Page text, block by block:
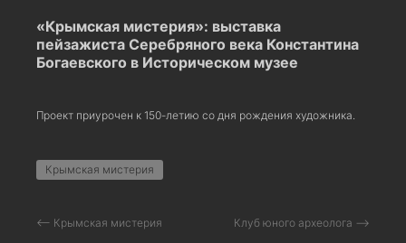
«Крымская мистерия»: выставка
пейзажиста Серебряного века Константина
Богаевского в Историческом музее
Проект приурочен к 150-летию со дня рождения художника.
Крымская мистерия
⟵ Крымская мистерия Клуб юного археолога ⟶